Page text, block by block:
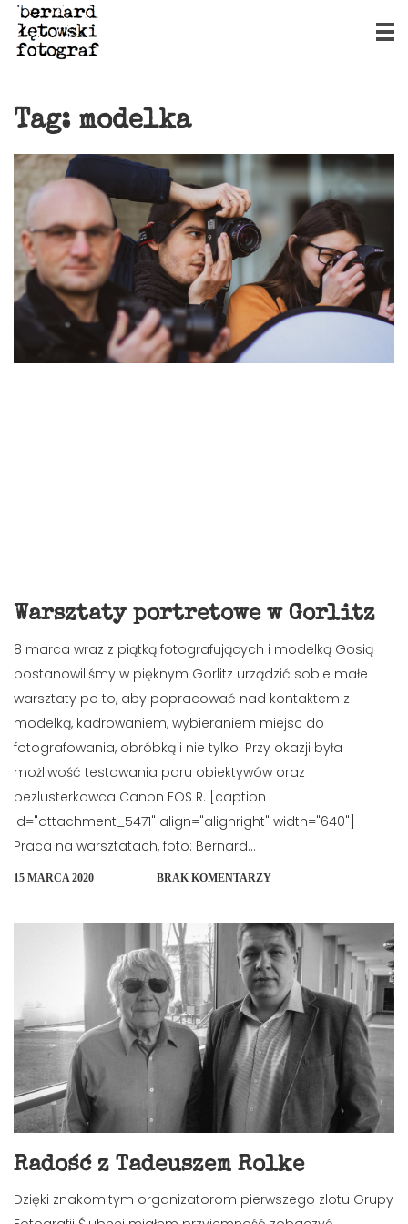
Tag: modelka
Warsztaty portretowe w Gorlitz
8 marca wraz z piątką fotografujących i modelką Gosią
postanowiliśmy w pięknym Gorlitz urządzić sobie małe
warsztaty po to, aby popracować nad kontaktem z
modelką, kadrowaniem, wybieraniem miejsc do
fotografowania, obróbką i nie tylko. Przy okazji była
możliwość testowania paru obiektywów oraz
bezlusterkowca Canon EOS R. [caption
id="attachment_5471" align="alignright" width="640"]
Praca na warsztatach, foto: Bernard...
15 MARCA 2020 BRAK KOMENTARZY
Radość z Tadeuszem Rolke
Dzięki znakomitym organizatorom pierwszego zlotu Grupy